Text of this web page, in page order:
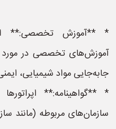
* **آموزش تخصصی:**
آموزش‌های تخصصی در مورد
جابه‌جایی مواد شیمیایی،
* **گواهینامه:**
سازمان‌های مربوطه (مانند